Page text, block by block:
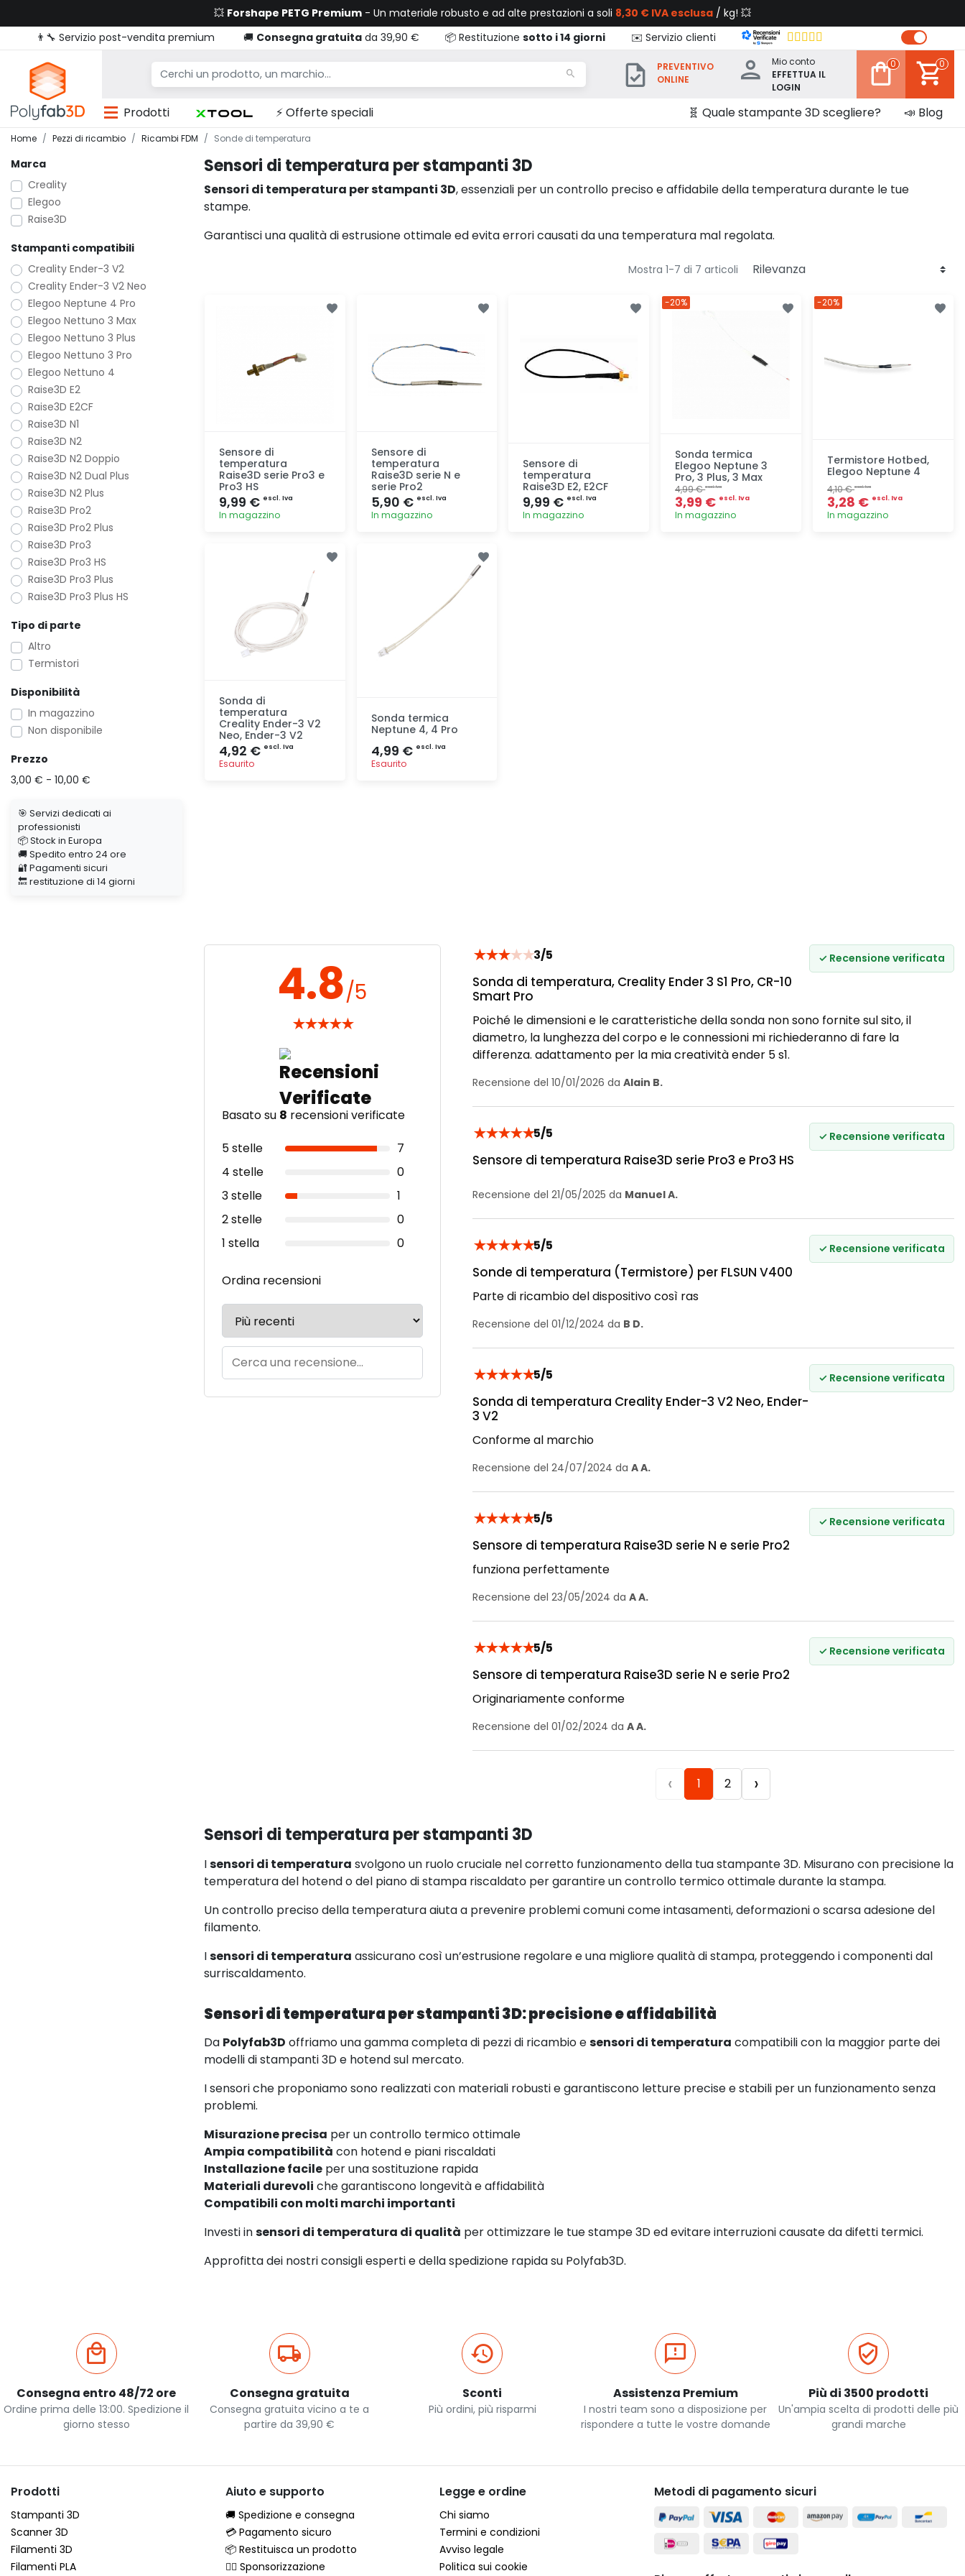
💥 Forshape PETG Premium - Un materiale robusto e ad alte prestazioni a soli 8,30 € IVA esclusa / kg! 💥
👨‍🔧 Servizio post-vendita premium
🚚 Consegna gratuitada 39,90 € 📦 Restituzione sotto i 14 giorni ✉️ Servizio clienti
PREVENTIVO
ONLINE
Mio conto
EFFETTUA IL
LOGIN
0 0
Prodotti ⚡ Offerte speciali 🧬 Quale stampante 3D scegliere? 📣 Blog
Home Pezzi di ricambio Ricambi FDM Sonde di temperatura
Marca
Creality
Elegoo
Raise3D
Stampanti compatibili
Creality Ender-3 V2
Creality Ender-3 V2 Neo
Elegoo Neptune 4 Pro
Elegoo Nettuno 3 Max
Elegoo Nettuno 3 Plus
Elegoo Nettuno 3 Pro
Elegoo Nettuno 4
Raise3D E2
Raise3D E2CF
Raise3D N1
Raise3D N2
Raise3D N2 Doppio
Raise3D N2 Dual Plus
Raise3D N2 Plus
Raise3D Pro2
Raise3D Pro2 Plus
Raise3D Pro3
Raise3D Pro3 HS
Raise3D Pro3 Plus
Raise3D Pro3 Plus HS
Tipo di parte
Altro
Termistori
Disponibilità
In magazzino
Non disponibile
Prezzo
3,00 € - 10,00 €
🎯 Servizi dedicati ai
professionisti
📦 Stock in Europa
🚚 Spedito entro 24 ore
🔐 Pagamenti sicuri
🔙 restituzione di 14 giorni
Sensori di temperatura per stampanti 3D
Sensori di temperatura per stampanti 3D, essenziali per un controllo preciso e affidabile della temperatura durante le tue
stampe.
Garantisci una qualità di estrusione ottimale ed evita errori causati da una temperatura mal regolata.
Mostra 1-7 di 7 articoli
Sensore di
temperatura
Raise3D serie Pro3 e
Pro3 HS
9,99 € escl. Iva
In magazzino
Sensore di
temperatura
Raise3D serie N e
serie Pro2
5,90 € escl. Iva
In magazzino
Sensore di
temperatura
Raise3D E2, E2CF
9,99 € escl. Iva
In magazzino
Sonda termica
Elegoo Neptune 3
Pro, 3 Plus, 3 Max
4,99 €escl. Iva
3,99 € escl. Iva
In magazzino
-20%
Termistore Hotbed,
Elegoo Neptune 4
4,10 €escl. Iva
3,28 € escl. Iva
In magazzino
-20%
Sonda di
temperatura
Creality Ender-3 V2
Neo, Ender-3 V2
4,92 € escl. Iva
Esaurito
Sonda termica
Neptune 4, 4 Pro
4,99 € escl. Iva
Esaurito
4.8/5
★★★★★
Basato su 8 recensioni verificate
5 stelle
7
4 stelle
0
3 stelle
1
2 stelle
0
1 stella
0
Ordina recensioni
★★★★★3/5
Sonda di temperatura, Creality Ender 3 S1 Pro, CR-10
Smart Pro
✓ Recensione verificata
Poiché le dimensioni e le caratteristiche della sonda non sono fornite sul sito, il
diametro, la lunghezza del corpo e le connessioni mi richiederanno di fare la
differenza. adattamento per la mia creatività ender 5 s1.
Recensione del 10/01/2026 da Alain B.
★★★★★5/5
Sensore di temperatura Raise3D serie Pro3 e Pro3 HS
✓ Recensione verificata
Recensione del 21/05/2025 da Manuel A.
★★★★★5/5
Sonde di temperatura (Termistore) per FLSUN V400
✓ Recensione verificata
Parte di ricambio del dispositivo così ras
Recensione del 01/12/2024 da B D.
★★★★★5/5
Sonda di temperatura Creality Ender-3 V2 Neo, Ender-
3 V2
✓ Recensione verificata
Conforme al marchio
Recensione del 24/07/2024 da A A.
★★★★★5/5
Sensore di temperatura Raise3D serie N e serie Pro2
✓ Recensione verificata
funziona perfettamente
Recensione del 23/05/2024 da A A.
★★★★★5/5
Sensore di temperatura Raise3D serie N e serie Pro2
✓ Recensione verificata
Originariamente conforme
Recensione del 01/02/2024 da A A.
‹ 1 2 ›
Sensori di temperatura per stampanti 3D
Isensori di temperatura svolgono un ruolo cruciale nel corretto funzionamento della tua stampante 3D. Misurano con precisione la
temperatura del hotend o del piano di stampa riscaldato per garantire un controllo termico ottimale durante la stampa.
Un controllo preciso della temperatura aiuta a prevenire problemi comuni come intasamenti, deformazioni o scarsa adesione del
filamento.
Isensori di temperatura assicurano così un’estrusione regolare e una migliore qualità di stampa, proteggendo i componenti dal
surriscaldamento.
Sensori di temperatura per stampanti 3D: precisione e affidabilità
Da Polyfab3D offriamo una gamma completa di pezzi di ricambio esensori di temperatura compatibili con la maggior parte dei
modelli di stampanti 3D e hotend sul mercato.
I sensori che proponiamo sono realizzati con materiali robusti e garantiscono letture precise e stabili per un funzionamento senza
problemi.
Misurazione precisa per un controllo termico ottimale
Ampia compatibilità con hotend e piani riscaldati
Installazione facileper una sostituzione rapida
Materiali durevoli che garantiscono longevità e affidabilità
Compatibili con molti marchi importanti
Investi insensori di temperatura di qualità per ottimizzare le tue stampe 3D ed evitare interruzioni causate da difetti termici.
Approfitta dei nostri consigli esperti e della spedizione rapida su Polyfab3D.
Consegna entro 48/72 ore
Ordine prima delle 13:00. Spedizione il
giorno stesso
Consegna gratuita
Consegna gratuita vicino a te a
partire da 39,90 €
Sconti
Più ordini, più risparmi
Assistenza Premium
I nostri team sono a disposizione per
rispondere a tutte le vostre domande
Più di 3500 prodotti
Un'ampia scelta di prodotti delle più
grandi marche
Prodotti
Stampanti 3D
Scanner 3D
Filamenti 3D
Filamenti PLA
Aiuto e supporto
🚚 Spedizione e consegna
💳 Pagamento sicuro
📦 Restituisca un prodotto
🦸‍♂️ Sponsorizzazione
Legge e ordine
Chi siamo
Termini e condizioni
Avviso legale
Politica sui cookie
Metodi di pagamento sicuri